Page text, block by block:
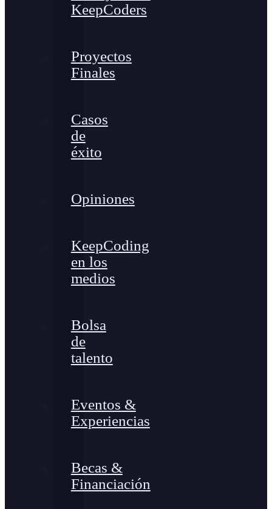
KeepCoders
Proyectos
Finales
Casos
de
éxito
Opiniones
KeepCoding
en los
medios
Bolsa
de
talento
Eventos &
Experiencias
Becas &
Financiación